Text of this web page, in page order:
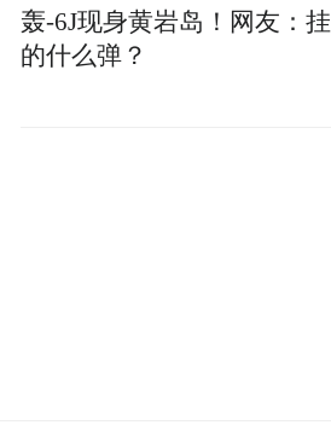
轰-6J现身黄岩岛！网友：挂
的什么弹？